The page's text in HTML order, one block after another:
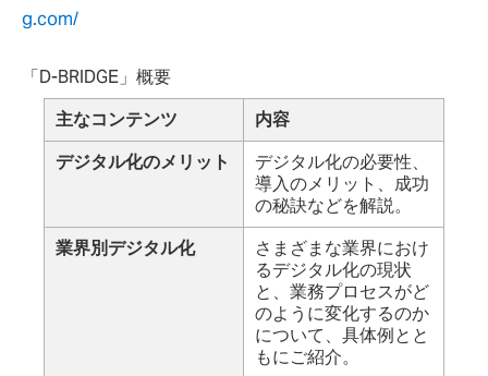
g.com/
「D-BRIDGE」概要
主なコンテンツ
内容
デジタル化のメリット
デジタル化の必要性、
導入のメリット、成功
の秘訣などを解説。
業界別デジタル化
さまざまな業界におけ
るデジタル化の現状
と、業務プロセスがど
のように変化するのか
について、具体例とと
もにご紹介。